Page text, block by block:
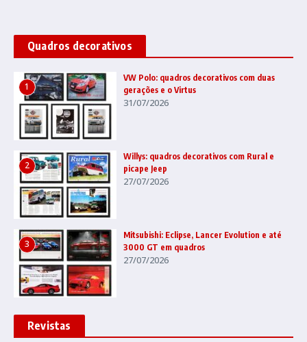
Quadros decorativos
1
VW Polo: quadros decorativos com duas
gerações e o Virtus
31/07/2026
2
Willys: quadros decorativos com Rural e
picape Jeep
27/07/2026
3
Mitsubishi: Eclipse, Lancer Evolution e até
3000 GT em quadros
27/07/2026
Revistas